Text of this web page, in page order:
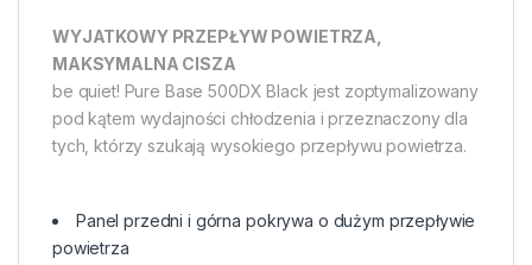
WYJATKOWY PRZEPŁYW POWIETRZA,
MAKSYMALNA CISZA
be quiet! Pure Base 500DX Black jest zoptymalizowany
pod kątem wydajności chłodzenia i przeznaczony dla
tych, którzy szukają wysokiego przepływu powietrza.
Panel przedni i górna pokrywa o dużym przepływie
powietrza